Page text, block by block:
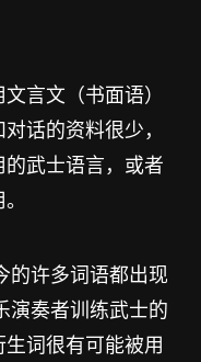
言文（书面语）
话的资料很少，
武士语言，或者
的许多词语都出现
演奏者训练武士的
词很有可能被用